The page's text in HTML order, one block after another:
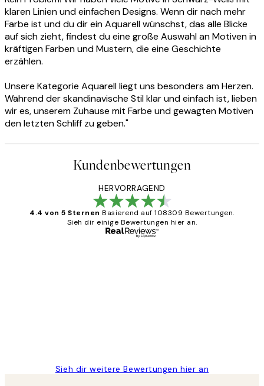
klaren Linien und einfachen Designs. Wenn dir nach mehr
Farbe ist und du dir ein Aquarell wünschst, das alle Blicke
auf sich zieht, findest du eine große Auswahl an Motiven in
kräftigen Farben und Mustern, die eine Geschichte
erzählen.
Unsere Kategorie Aquarell liegt uns besonders am Herzen.
Während der skandinavische Stil klar und einfach ist, lieben
wir es, unserem Zuhause mit Farbe und gewagten Motiven
den letzten Schliff zu geben."
Kundenbewertungen
HERVORRAGEND
4.4 von 5 Sternen Basierend auf 108309 Bewertungen.
Sieh dir einige Bewertungen hier an.
Sieh dir weitere Bewertungen hier an